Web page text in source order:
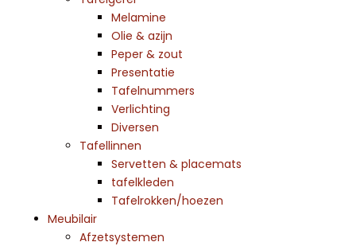
Melamine
Olie & azijn
Peper & zout
Presentatie
Tafelnummers
Verlichting
Diversen
Tafellinnen
Servetten & placemats
tafelkleden
Tafelrokken/hoezen
Meubilair
Afzetsystemen